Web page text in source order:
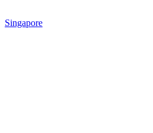
Singapore